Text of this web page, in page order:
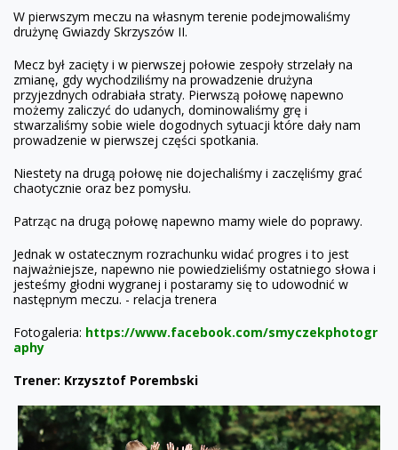
W pierwszym meczu na własnym terenie podejmowaliśmy
drużynę Gwiazdy Skrzyszów II.
Mecz był zacięty i w pierwszej połowie zespoły strzelały na
zmianę, gdy wychodziliśmy na prowadzenie drużyna
przyjezdnych odrabiała straty. Pierwszą połowę napewno
możemy zaliczyć do udanych, dominowaliśmy grę i
stwarzaliśmy sobie wiele dogodnych sytuacji które dały nam
prowadzenie w pierwszej części spotkania.
Niestety na drugą połowę nie dojechaliśmy i zaczęliśmy grać
chaotycznie oraz bez pomysłu.
Patrząc na drugą połowę napewno mamy wiele do poprawy.
Jednak w ostatecznym rozrachunku widać progres i to jest
najważniejsze, napewno nie powiedzieliśmy ostatniego słowa i
jesteśmy głodni wygranej i postaramy się to udowodnić w
następnym meczu. - relacja trenera
Fotogaleria: https://www.facebook.com/smyczekphotogr
aphy
Trener: Krzysztof Porembski